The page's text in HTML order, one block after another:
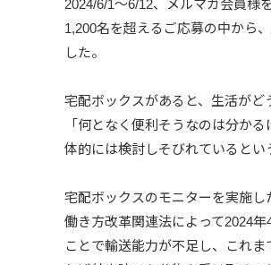
2024/6/1～6/12、メルマガ会員様
1,200名を超えるご応募の中から
した。
宅配ボックスがあると、生活がど
「何となく便利そうなのは分か
体的には検討しそびれているとい
宅配ボックスのモニターを実施し
働き方改革関連法によって2024
ことで輸送能力が不足し、これ